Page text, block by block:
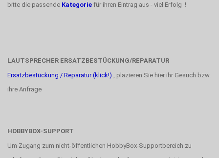
bitte die passende Kategorie für ihren Eintrag aus - viel Erfolg !
LAUTSPRECHER ERSATZBESTÜCKUNG/REPARATUR
Ersatzbestückung / Reparatur (klick!) , plazieren Sie hier ihr Gesuch bzw.
ihre Anfrage
HOBBYBOX-SUPPORT
Um Zugang zum nicht-öffentlichen HobbyBox-Supportbereich zu